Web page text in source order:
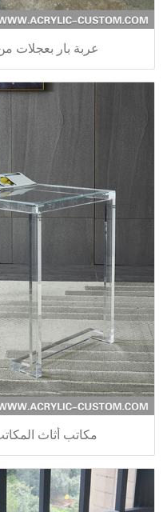
عربة بار بعجلات
مكاتب أثاث